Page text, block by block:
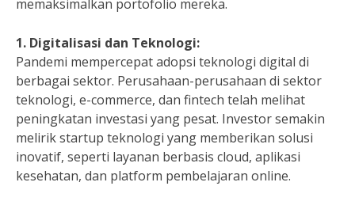
memaksimalkan portofolio mereka.
1. Digitalisasi dan Teknologi:
Pandemi mempercepat adopsi teknologi digital di
berbagai sektor. Perusahaan-perusahaan di sektor
teknologi, e-commerce, dan fintech telah melihat
peningkatan investasi yang pesat. Investor semakin
melirik startup teknologi yang memberikan solusi
inovatif, seperti layanan berbasis cloud, aplikasi
kesehatan, dan platform pembelajaran online.